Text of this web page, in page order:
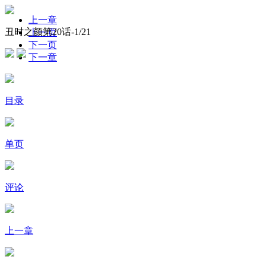
丑时之颜第20话-1/21
上一章
上一页
下一页
下一章
目录
单页
评论
上一章